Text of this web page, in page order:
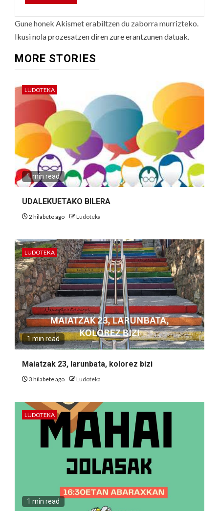
Gune honek Akismet erabiltzen du zaborra murrizteko.
Ikusi nola prozesatzen diren zure erantzunen datuak.
MORE STORIES
LUDOTEKA
1 min read
UDALEKUETAKO BILERA
2 hilabete ago Ludoteka
LUDOTEKA
1 min read
Maiatzak 23, larunbata, kolorez bizi
3 hilabete ago Ludoteka
LUDOTEKA
1 min read